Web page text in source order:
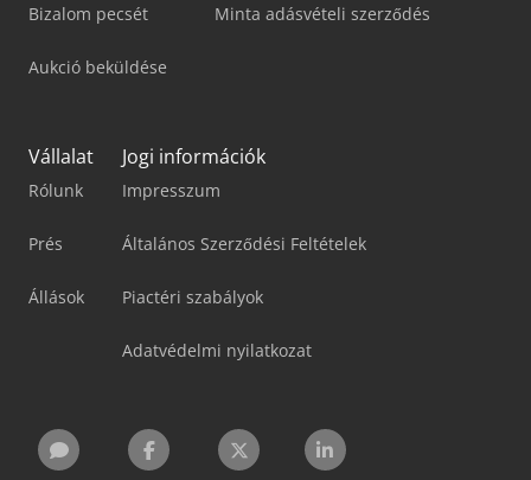
Bizalom pecsét
Aukció beküldése
Minta adásvételi szerződés
Vállalat
Rólunk
Prés
Állások
Jogi információk
Impresszum
Általános Szerződési Feltételek
Piactéri szabályok
Adatvédelmi nyilatkozat